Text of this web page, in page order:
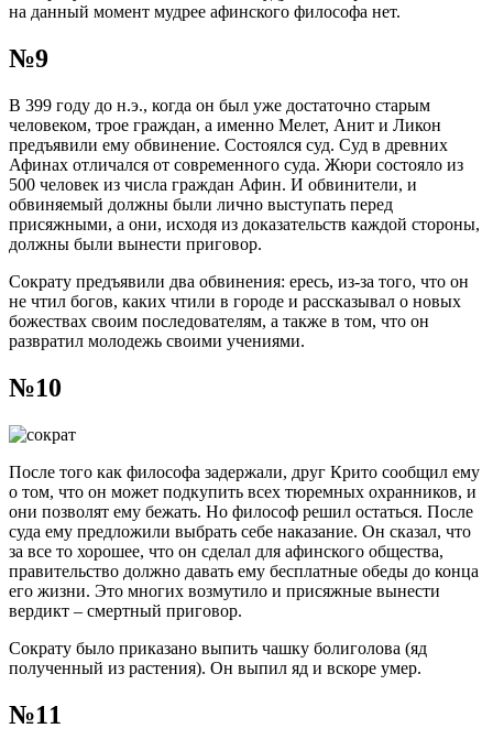
на данный момент мудрее афинского философа нет.
№9
В 399 году до н.э., когда он был уже достаточно старым
человеком, трое граждан, а именно Мелет, Анит и Ликон
предъявили ему обвинение. Состоялся суд. Суд в древних
Афинах отличался от современного суда. Жюри состояло из
500 человек из числа граждан Афин. И обвинители, и
обвиняемый должны были лично выступать перед
присяжными, а они, исходя из доказательств каждой стороны,
должны были вынести приговор.
Сократу предъявили два обвинения: ересь, из-за того, что он
не чтил богов, каких чтили в городе и рассказывал о новых
божествах своим последователям, а также в том, что он
развратил молодежь своими учениями.
№10
После того как философа задержали, друг Крито сообщил ему
о том, что он может подкупить всех тюремных охранников, и
они позволят ему бежать. Но философ решил остаться. После
суда ему предложили выбрать себе наказание. Он сказал, что
за все то хорошее, что он сделал для афинского общества,
правительство должно давать ему бесплатные обеды до конца
его жизни. Это многих возмутило и присяжные вынести
вердикт – смертный приговор.
Сократу было приказано выпить чашку болиголова (яд
полученный из растения). Он выпил яд и вскоре умер.
№11